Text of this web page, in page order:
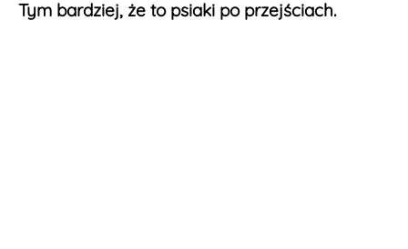
Tym bardziej, że to psiaki po przejściach.